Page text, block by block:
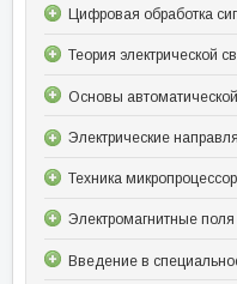
Цифровая обработка
Теория электрической
Основы
Электрические
Техника
Электромагнитные
Введение в